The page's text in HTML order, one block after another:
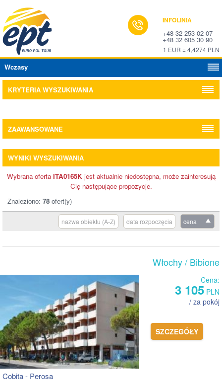
INFOLINIA
+48 32 253 02 07
+48 32 605 30 90
1 EUR = 4,4274 PLN
Wczasy
KRYTERIA WYSZUKIWANIA
ZAAWANSOWANE
WYNIKI WYSZUKIWANIA
Wybrana oferta ITA0165Kjest aktualnie niedostępna, może zainteresują
Cię następujące propozycje.
Znaleziono: 78 ofert(y)
cena
data rozpoczęcia
nazwa obiektu (A-Z)
Włochy/ Bibione
Cena:
3 105 PLN
/ za pokój
SZCZEGÓŁY
Cobita - Perosa